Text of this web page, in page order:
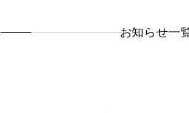
お知らせ一